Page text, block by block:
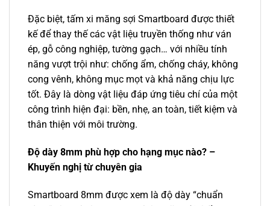
Đặc biệt, tấm xi măng sợi Smartboard được thiết
kế để thay thế các vật liệu truyền thống như ván
ép, gỗ công nghiệp, tường gạch… với nhiều tính
năng vượt trội như: chống ẩm, chống cháy, không
cong vênh, không mục mọt và khả năng chịu lực
tốt. Đây là dòng vật liệu đáp ứng tiêu chí của một
công trình hiện đại: bền, nhẹ, an toàn, tiết kiệm và
thân thiện với môi trường.
Độ dày 8mm phù hợp cho hạng mục nào? –
Khuyến nghị từ chuyên gia
Smartboard 8mm được xem là độ dày “chuẩn